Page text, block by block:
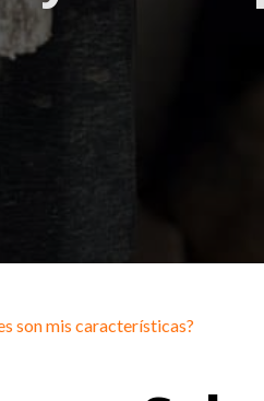
son mis características?